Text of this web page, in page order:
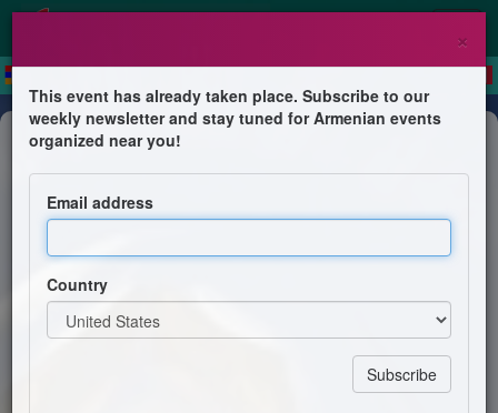
Exhibition
Visions Saintes
Perfume Art Creation
×
This event has already taken place. Subscribe to our
weekly newsletter and stay tuned for Armenian events
organized near you!
Email address
Country